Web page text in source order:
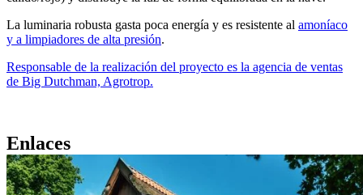
La luminaria robusta gasta poca energía y es resistente al amoníaco
y a limpiadores de alta presión.
Responsable de la realización del proyecto es la agencia de ventas
de Big Dutchman, Agrotrop.
Enlaces